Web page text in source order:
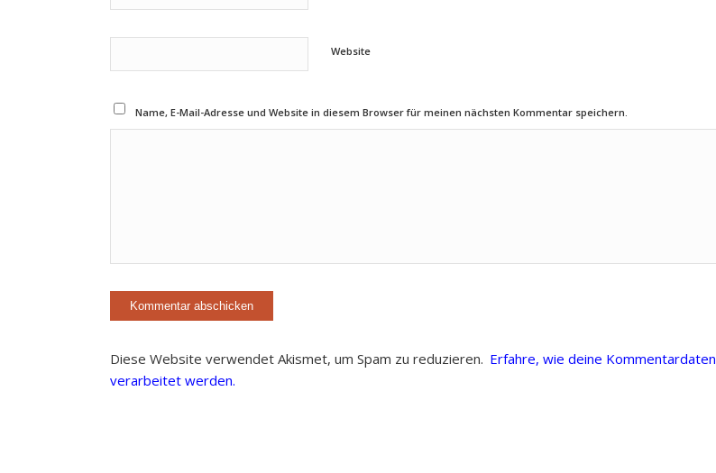
Website
Name, E-Mail-Adresse und Website in diesem Browser für meinen nächsten Kommentar speichern.
Diese Website verwendet Akismet, um Spam zu reduzieren. Erfahre, wie deine Kommentardaten
verarbeitet werden.